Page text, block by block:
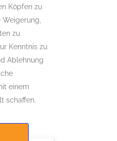
Köpfen zu
zu
Kenntnis zu
Ablehnung
einem
schaffen.